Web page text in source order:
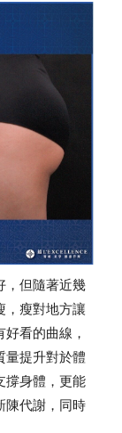
，但隨著近幾
，瘦對地方讓
看的曲線，
量提升對於體
撐身體，更能
陳代謝，同時